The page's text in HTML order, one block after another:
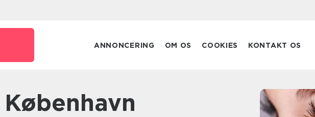
ANNONCERING OM OS COOKIES KONTAKT OS
København